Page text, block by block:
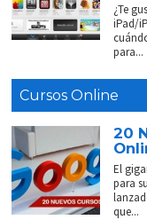
¿Te
iPad/
para...
Cursos Online
20
El
para
que...